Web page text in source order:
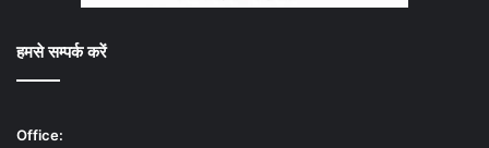
हमसे सम्पर्क करें
Office: